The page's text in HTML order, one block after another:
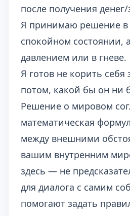
после получения
Я принимаю решение в
спокойном состоянии,
давлением или в гневе.
Я готов не корить себя
потом, какой бы он ни
Решение о мировом
математическая
между внешними
вашим внутренним
здесь — не
для диалога с самим
помогают задать